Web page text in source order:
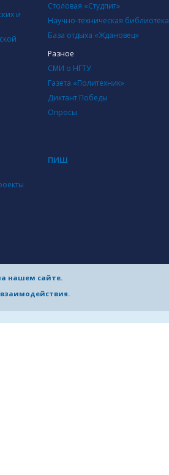
нашем сайте.
и
Столовая «Студпит»
Научно-техническая библиотека
База отдыха «Ждановец»
Разное
СМИ о НГТУ
Газета «Политехник»
Диктант Победы
Опросы
ПИШ